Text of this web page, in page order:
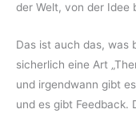
der Welt, von der Idee
Das ist auch das, was
sicherlich eine Art
und irgendwann gibt
und es gibt Feedback.